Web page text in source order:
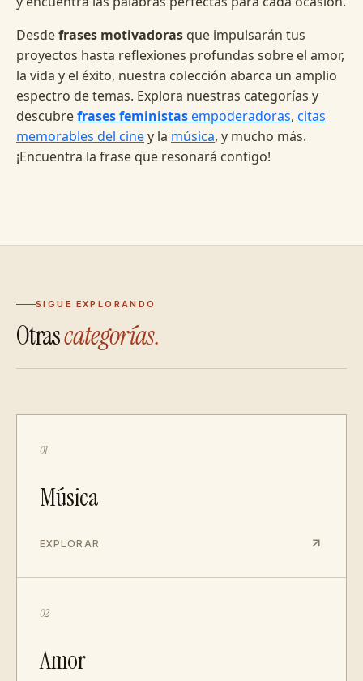
Desdefrases motivadoras que impulsarán tus
proyectos hasta reflexiones profundas sobre el amor,
la vida y el éxito, nuestra colección abarca un amplio
espectro de temas. Explora nuestras categorías y
descubrefrases feministasempoderadoras, citas
memorables del ciney la música, y mucho más.
¡Encuentra la frase que resonará contigo!
SIGUE EXPLORANDO
Otrascategorías.
01
Música
EXPLORAR
02
Amor